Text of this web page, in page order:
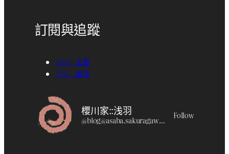
訂閱與追蹤
RSS – 文章
RSS – 留言
櫻川家::浅羽
@blog@asaba.sakuragawa.moe Follow